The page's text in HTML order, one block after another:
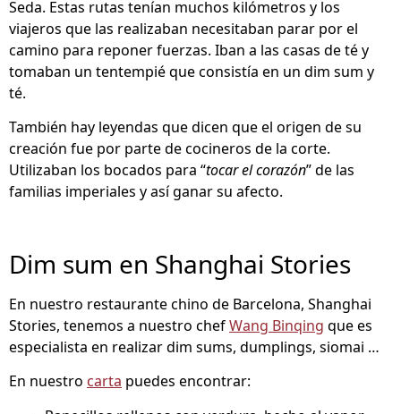
Seda. Estas rutas tenían muchos kilómetros y los
viajeros que las realizaban necesitaban parar por el
camino para reponer fuerzas. Iban a las casas de té y
tomaban un tentempié que consistía en un dim sum y
té.
También hay leyendas que dicen que el origen de su
creación fue por parte de cocineros de la corte.
Utilizaban los bocados para “tocar el corazón” de las
familias imperiales y así ganar su afecto.
Dim sum en Shanghai Stories
En nuestro restaurante chino de Barcelona, Shanghai
Stories, tenemos a nuestro chefWang Binqing que es
especialista en realizar dim sums, dumplings, siomai …
En nuestro carta puedes encontrar: